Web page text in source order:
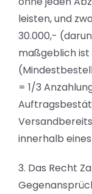
leisten, und
30.000,-
maßgeblich
= 1/3
innerhalb
3. Das Recht